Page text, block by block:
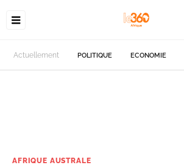
Actuellement POLITIQUE ECONOMIE
AFRIQUE AUSTRALE